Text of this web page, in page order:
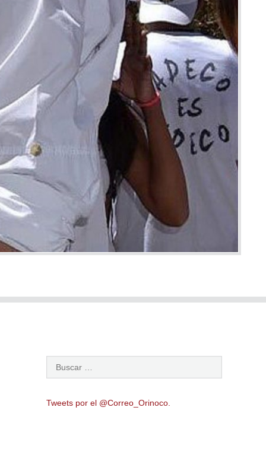
Tweets por el @Correo_Orinoco.